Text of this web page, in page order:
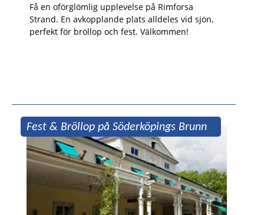
Få en oförglömlig upplevelse på Rimforsa
Strand. En avkopplande plats alldeles vid sjön,
perfekt för bröllop och fest. Välkommen!
Fest & Bröllop på Söderköpings Brunn